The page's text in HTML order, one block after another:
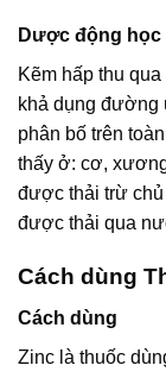
Dược động học
Kẽm hấp thu
khả dụng đường
phân bố trên
thấy ở: cơ,
được thải trừ
được thải qua
Cách dùng
Cách dùng
Zinc là thuốc